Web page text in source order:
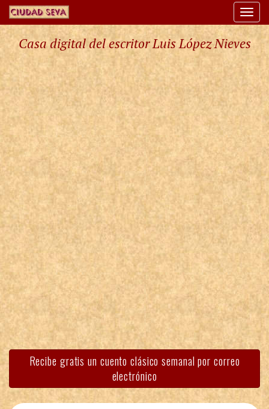
Casa digital del escritor Luis López Nieves
Recibe gratis un cuento clásico semanal por correo
electrónico